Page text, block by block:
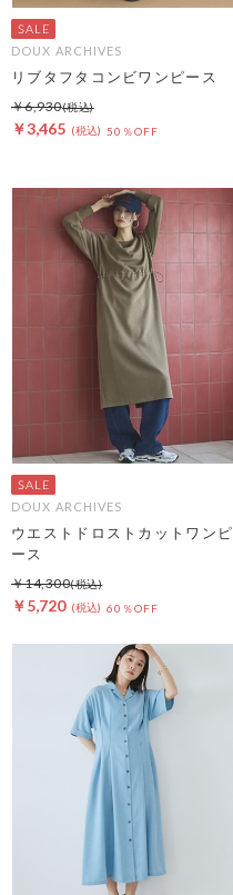
DOUX ARCHIVES
リブタフタコンビワンピース
￥3,465 50％OFF
￥6,930
DOUX ARCHIVES
ウエストドロストカットワンピ
ース
￥5,720 60％OFF
￥14,300